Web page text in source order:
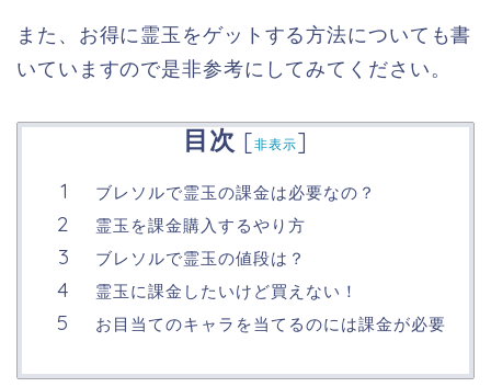
また、お得に霊玉をゲットする方法についても書
いていますので是非参考にしてみてください。
目次 [非表示]
ブレソルで霊玉の課金は必要なの？
霊玉を課金購入するやり方
ブレソルで霊玉の値段は？
霊玉に課金したいけど買えない！
お目当てのキャラを当てるのには課金が必要